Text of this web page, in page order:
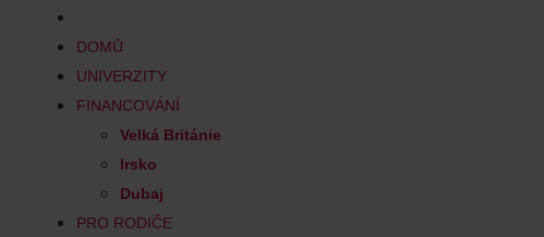
DOMŮ
UNIVERZITY
FINANCOVÁNÍ
Velká Británie
Irsko
Dubaj
PRO RODIČE